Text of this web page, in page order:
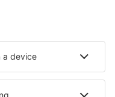
către utilizatorii eSky
Sad